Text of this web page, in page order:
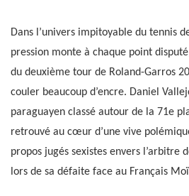
Dans l’univers impitoyable du tennis
pression monte à chaque point
du deuxième tour de Roland-Garros
couler beaucoup d’encre. Daniel
paraguayen classé autour de la 71e
retrouvé au cœur d’une vive
propos jugés sexistes envers l’arbitre
lors de sa défaite face au Français